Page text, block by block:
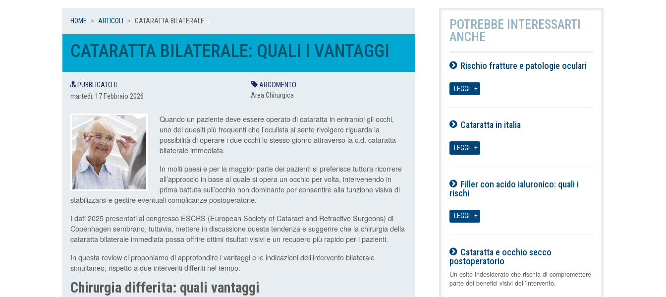
HOME ARTICOLI CATARATTA BILATERALE...
CATARATTA BILATERALE: QUALI I VANTAGGI
PUBBLICATO IL
martedì, 17 Febbraio 2026
ARGOMENTO
Area Chirurgica
Quando un paziente deve essere operato di cataratta in entrambi gli occhi,
uno dei quesiti più frequenti che l’oculista si sente rivolgere riguarda la
possibilità di operare i due occhi lo stesso giorno attraverso la c.d. cataratta
bilaterale immediata.
In molti paesi e per la maggior parte dei pazienti si preferisce tuttora ricorrere
all’approccio in base al quale si opera un occhio per volta, intervenendo in
prima battuta sull’occhio non dominante per consentire alla funzione visiva di
stabilizzarsi e gestire eventuali complicanze postoperatorie.
I dati 2025 presentati al congresso ESCRS (European Society of Cataract and Refractive Surgeons) di
Copenhagen sembrano, tuttavia, mettere in discussione questa tendenza e suggerire che la chirurgia della
cataratta bilaterale immediata possa offrire ottimi risultati visivi e un recupero più rapido per i pazienti.
In questa review ci proponiamo di approfondire i vantaggi e le indicazioni dell’intervento bilaterale
simultaneo, rispetto a due interventi differiti nel tempo.
Chirurgia differita: quali vantaggi
POTREBBE INTERESSARTI
ANCHE
Rischio fratture e patologie oculari
LEGGI
Cataratta in italia
LEGGI
Filler con acido ialuronico: quali i
rischi
LEGGI
Cataratta e occhio secco
postoperatorio
07-08-2026
Un esito indesiderato che rischia di compromettere
parte dei benefici visivi dell’intervento.